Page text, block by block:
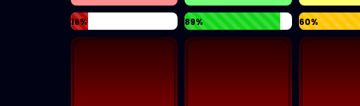
16% 89% 60%